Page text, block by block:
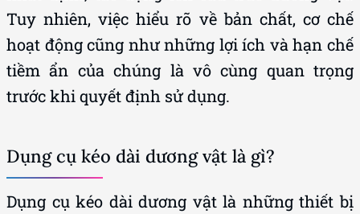
Tuy nhiên, việc hiểu rõ về bản chất, cơ chế
hoạt động cũng như những lợi ích và hạn chế
tiềm ẩn của chúng là vô cùng quan trọng
trước khi quyết định sử dụng.
Dụng cụ kéo dài dương vật là gì?
Dụng cụ kéo dài dương vật là những thiết bị